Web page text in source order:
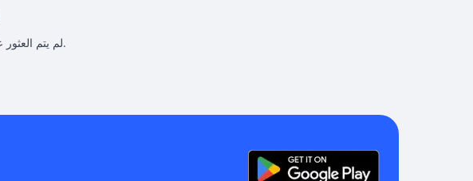
لم يتم العثور على مقالات مطابقة للبحث الذي تم تحديده.